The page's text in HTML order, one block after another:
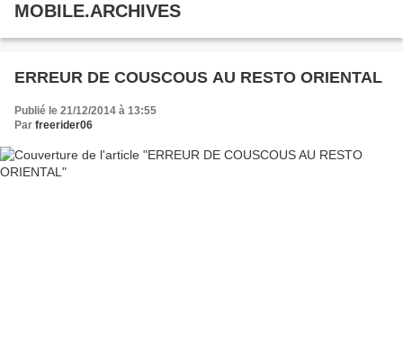
MOBILE.ARCHIVES
ERREUR DE COUSCOUS AU RESTO ORIENTAL
Publié le 21/12/2014 à 13:55
Par freerider06